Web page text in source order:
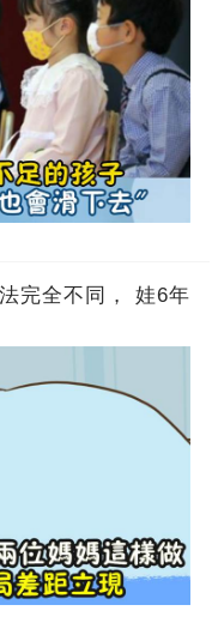
完全不同， 娃6年